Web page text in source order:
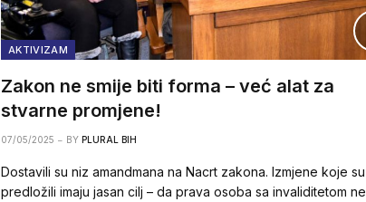
AKTIVIZAM
Zakon ne smije biti forma – već alat za
stvarne promjene!
07/05/2025 BY PLURAL BIH
Dostavili su niz amandmana na Nacrt zakona. Izmjene koje su
predložili imaju jasan cilj – da prava osoba sa invaliditetom ne